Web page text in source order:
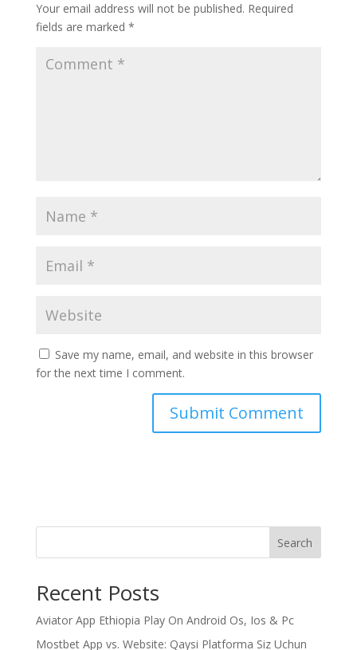
Your email address will not be published. Required
fields are marked *
Save my name, email, and website in this browser
for the next time I comment.
Search
Recent Posts
Aviator App Ethiopia Play On Android Os, Ios & Pc
Mostbet App vs. Website: Qaysi Platforma Siz Uchun